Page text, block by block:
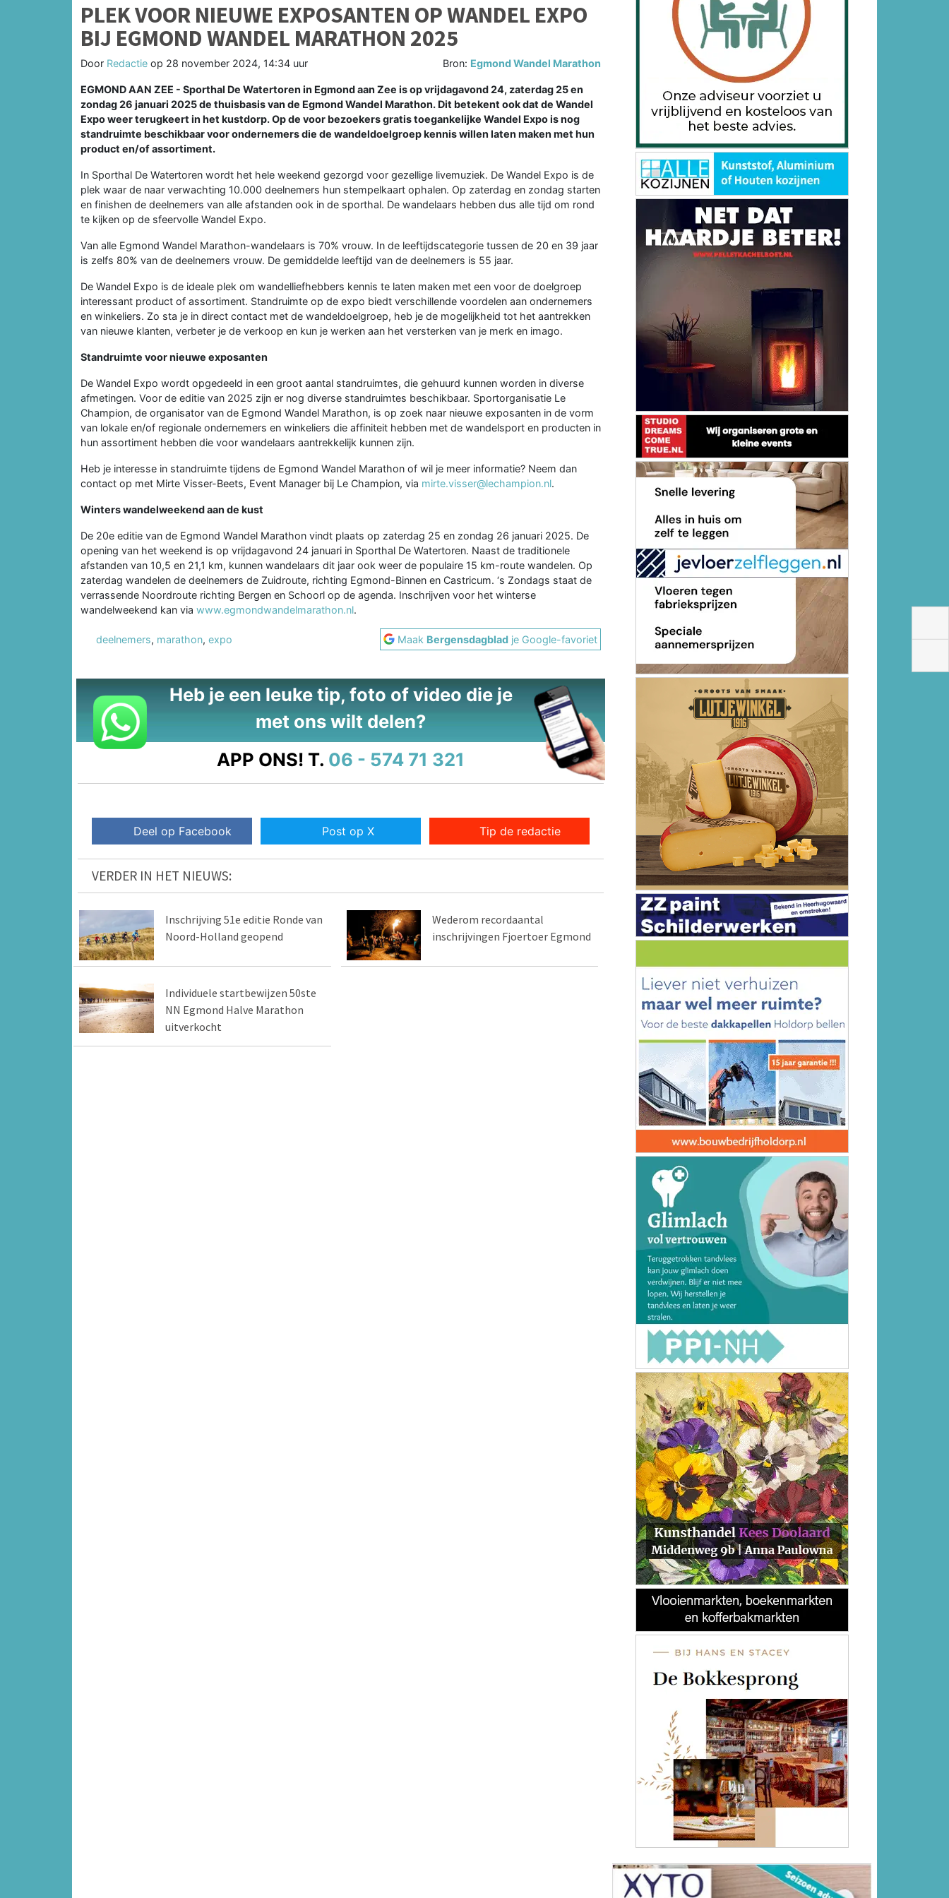
PLEK VOOR NIEUWE EXPOSANTEN OP WANDEL EXPO
BIJ EGMOND WANDEL MARATHON 2025
Door Redactie op 28 november 2024, 14:34 uur Bron: Egmond Wandel Marathon
EGMOND AAN ZEE - Sporthal De Watertoren in Egmond aan Zee is op vrijdagavond 24, zaterdag 25 en
zondag 26 januari 2025 de thuisbasis van de Egmond Wandel Marathon. Dit betekent ook dat de Wandel
Expo weer terugkeert in het kustdorp. Op de voor bezoekers gratis toegankelijke Wandel Expo is nog
standruimte beschikbaar voor ondernemers die de wandeldoelgroep kennis willen laten maken met hun
product en/of assortiment.
In Sporthal De Watertoren wordt het hele weekend gezorgd voor gezellige livemuziek. De Wandel Expo is de
plek waar de naar verwachting 10.000 deelnemers hun stempelkaart ophalen. Op zaterdag en zondag starten
en finishen de deelnemers van alle afstanden ook in de sporthal. De wandelaars hebben dus alle tijd om rond
te kijken op de sfeervolle Wandel Expo.
Van alle Egmond Wandel Marathon-wandelaars is 70% vrouw. In de leeftijdscategorie tussen de 20 en 39 jaar
is zelfs 80% van de deelnemers vrouw. De gemiddelde leeftijd van de deelnemers is 55 jaar.
De Wandel Expo is de ideale plek om wandelliefhebbers kennis te laten maken met een voor de doelgroep
interessant product of assortiment. Standruimte op de expo biedt verschillende voordelen aan ondernemers
en winkeliers. Zo sta je in direct contact met de wandeldoelgroep, heb je de mogelijkheid tot het aantrekken
van nieuwe klanten, verbeter je de verkoop en kun je werken aan het versterken van je merk en imago.
Standruimte voor nieuwe exposanten
De Wandel Expo wordt opgedeeld in een groot aantal standruimtes, die gehuurd kunnen worden in diverse
afmetingen. Voor de editie van 2025 zijn er nog diverse standruimtes beschikbaar. Sportorganisatie Le
Champion, de organisator van de Egmond Wandel Marathon, is op zoek naar nieuwe exposanten in de vorm
van lokale en/of regionale ondernemers en winkeliers die affiniteit hebben met de wandelsport en producten in
hun assortiment hebben die voor wandelaars aantrekkelijk kunnen zijn.
Heb je interesse in standruimte tijdens de Egmond Wandel Marathon of wil je meer informatie? Neem dan
contact op met Mirte Visser-Beets, Event Manager bij Le Champion, via mirte.visser@lechampion.nl.
Winters wandelweekend aan de kust
De 20e editie van de Egmond Wandel Marathon vindt plaats op zaterdag 25 en zondag 26 januari 2025. De
opening van het weekend is op vrijdagavond 24 januari in Sporthal De Watertoren. Naast de traditionele
afstanden van 10,5 en 21,1 km, kunnen wandelaars dit jaar ook weer de populaire 15 km-route wandelen. Op
zaterdag wandelen de deelnemers de Zuidroute, richting Egmond-Binnen en Castricum. ‘s Zondags staat de
verrassende Noordroute richting Bergen en Schoorl op de agenda. Inschrijven voor het winterse
wandelweekend kan via www.egmondwandelmarathon.nl.
deelnemers, marathon, expo Maak Bergensdagblad je Google-favoriet
Heb je een leuke tip, foto of video die je
met ons wilt delen?
APP ONS! T. 06 - 574 71 321
Deel op Facebook Post op X Tip de redactie
VERDER IN HET NIEUWS:
Inschrijving 51e editie Ronde van
Noord-Holland geopend
Wederom recordaantal
inschrijvingen Fjoertoer Egmond
Individuele startbewijzen 50ste
NN Egmond Halve Marathon
uitverkocht